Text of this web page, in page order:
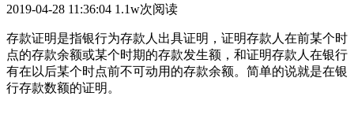
2019-04-28 11:36:04 1.1w次阅读
存款证明是指银行为存款人出具证明，证明存款人在前某个时
点的存款余额或某个时期的存款发生额，和证明存款人在银行
有在以后某个时点前不可动用的存款余额。简单的说就是在银
行存款数额的证明。